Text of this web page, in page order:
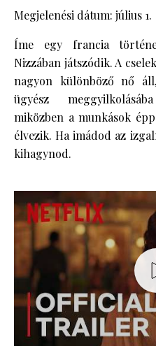
Megjelenési dátum: július 1.
Íme egy francia
Nizzában játszódik. A
nagyon különböző nő
ügyész
miközben a munkások
élvezik. Ha imádod az
kihagynod.